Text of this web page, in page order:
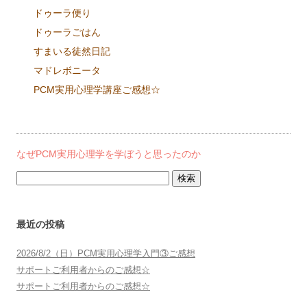
ドゥーラ便り
ドゥーラごはん
すまいる徒然日記
マドレボニータ
PCM実用心理学講座ご感想☆
なぜPCM実用心理学を学ぼうと思ったのか
検
索:
最近の投稿
2026/8/2（日）PCM実用心理学入門③ご感想
サポートご利用者からのご感想☆
サポートご利用者からのご感想☆